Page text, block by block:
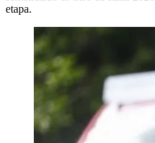
etapa.